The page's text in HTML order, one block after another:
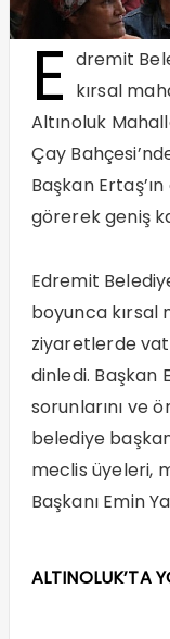
E dremit
kırsal
Altınoluk
Çay
Başkan
görerek geniş
Edremit
boyunca kırsal
ziyaretlerde
dinledi. Başkan
sorunlarını ve
belediye
meclis üyeleri,
Başkanı Emin
ALTINOLUK’TA